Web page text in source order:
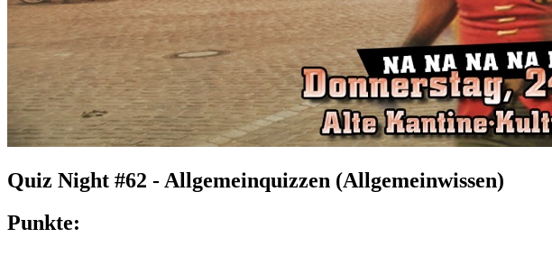
Quiz Night #62 - Allgemeinquizzen (Allgemeinwissen)
Punkte: